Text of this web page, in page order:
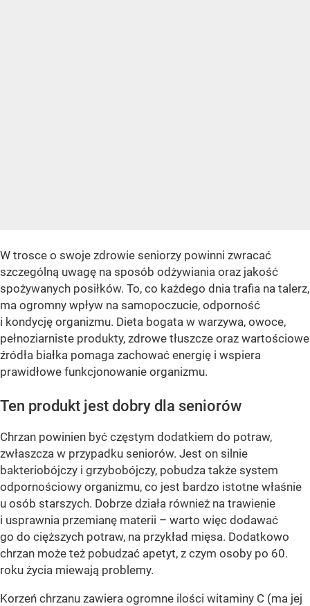
W trosce o swoje zdrowie seniorzy powinni zwracać
szczególną uwagę na sposób odżywiania oraz jakość
spożywanych posiłków. To, co każdego dnia trafia na talerz,
ma ogromny wpływ na samopoczucie, odporność
i kondycję organizmu. Dieta bogata w warzywa, owoce,
pełnoziarniste produkty, zdrowe tłuszcze oraz wartościowe
źródła białka pomaga zachować energię i wspiera
prawidłowe funkcjonowanie organizmu.
Ten produkt jest dobry dla seniorów
Chrzan powinien być częstym dodatkiem do potraw,
zwłaszcza w przypadku seniorów. Jest on silnie
bakteriobójczy i grzybobójczy, pobudza także system
odpornościowy organizmu, co jest bardzo istotne właśnie
u osób starszych. Dobrze działa również na trawienie
i usprawnia przemianę materii – warto więc dodawać
go do cięższych potraw, na przykład mięsa. Dodatkowo
chrzan może też pobudzać apetyt, z czym osoby po 60.
roku życia miewają problemy.
Korzeń chrzanu zawiera ogromne ilości witaminy C (ma jej